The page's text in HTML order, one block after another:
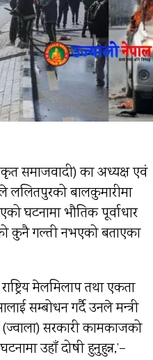
समाजवादी) का अध्यक्ष एवं
ललितपुरको बालकुमारीमा
घटनामा भौतिक पूर्वाधार
कुनै गल्ती नभएको बताएका
मेलमिलाप तथा एकता
सम्बोधन गर्दै उनले मन्त्री
सरकारी कामकाजको
उहाँ दोषी हुनुहुन्न,’–